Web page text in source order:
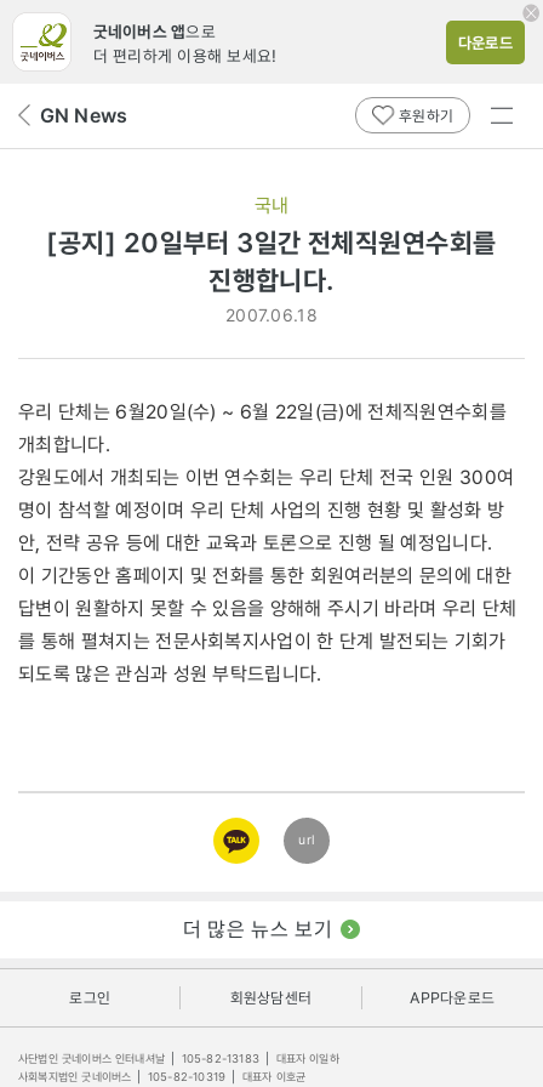
굿네이버스 앱으로
더 편리하게 이용해 보세요!
다운로드
뒤 GN News 후원하기
전체
국내
[공지] 20일부터 3일간 전체직원연수회를
진행합니다.
2007.06.18
우리 단체는 6월20일(수) ~ 6월 22일(금)에 전체직원연수회를
개최합니다.
강원도에서 개최되는 이번 연수회는 우리 단체 전국 인원 300여
명이 참석할 예정이며 우리 단체 사업의 진행 현황 및 활성화 방
안, 전략 공유 등에 대한 교육과 토론으로 진행 될 예정입니다.
이 기간동안 홈페이지 및 전화를 통한 회원여러분의 문의에 대한
답변이 원활하지 못할 수 있음을 양해해 주시기 바라며 우리 단체
를 통해 펼쳐지는 전문사회복지사업이 한 단계 발전되는 기회가
되도록 많은 관심과 성원 부탁드립니다.
카카오
링크
url
더 많은 뉴스 보기
로그인 회원상담센터 APP다운로드
사단법인 굿네이버스 인터내셔날 105-82-13183
대표자 이일하
사회복지법인 굿네이버스
105-82-10319 대표자 이호균